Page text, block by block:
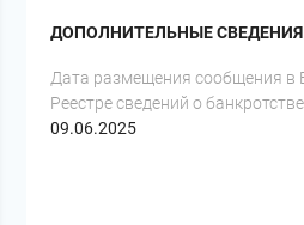
ДОПОЛНИТЕЛЬНЫЕ СВЕДЕНИЯ
Дата размещения сообщения в
Реестре сведений о банкротстве
09.06.2025